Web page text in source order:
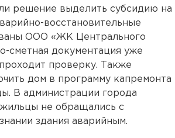
решение выделить субсидию на
восстановительные
ООО «ЖК Центрального
сметная документация уже
проверку. Также
дом в программу капремонта
В администрации города
жильцы не обращались с
здания аварийным.